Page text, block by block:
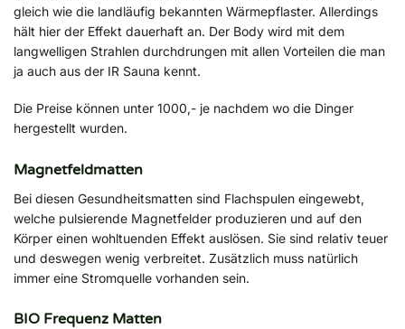
gleich wie die landläufig bekannten Wärmepflaster. Allerdings
hält hier der Effekt dauerhaft an. Der Body wird mit dem
langwelligen Strahlen durchdrungen mit allen Vorteilen die man
ja auch aus der IR Sauna kennt.
Die Preise können unter 1000,- je nachdem wo die Dinger
hergestellt wurden.
Magnetfeldmatten
Bei diesen Gesundheitsmatten sind Flachspulen eingewebt,
welche pulsierende Magnetfelder produzieren und auf den
Körper einen wohltuenden Effekt auslösen. Sie sind relativ teuer
und deswegen wenig verbreitet. Zusätzlich muss natürlich
immer eine Stromquelle vorhanden sein.
BIO Frequenz Matten